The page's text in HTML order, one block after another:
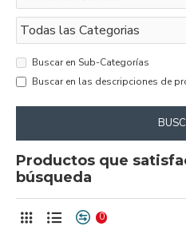
Buscar en Sub-Categorías
Buscar en las descripciones de
Productos que
búsqueda
0